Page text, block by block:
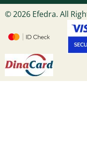
© 2026 Efedra. All